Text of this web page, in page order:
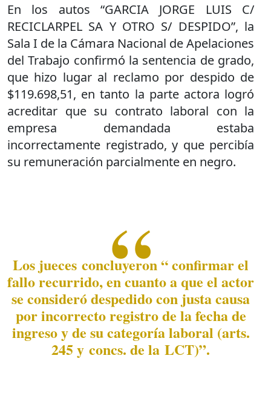
En los autos “GARCIA JORGE LUIS C/
RECICLARPEL SA Y OTRO S/ DESPIDO”, la
Sala I de la Cámara Nacional de Apelaciones
del Trabajo confirmó la sentencia de grado,
que hizo lugar al reclamo por despido de
$119.698,51, en tanto la parte actora logró
acreditar que su contrato laboral con la
empresa demandada estaba
incorrectamente registrado, y que percibía
su remuneración parcialmente en negro.
Los jueces concluyeron “ confirmar el
fallo recurrido, en cuanto a que el actor
se consideró despedido con justa causa
por incorrecto registro de la fecha de
ingreso y de su categoría laboral (arts.
245 y concs. de la LCT)”.